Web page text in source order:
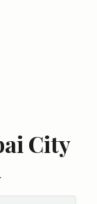
City